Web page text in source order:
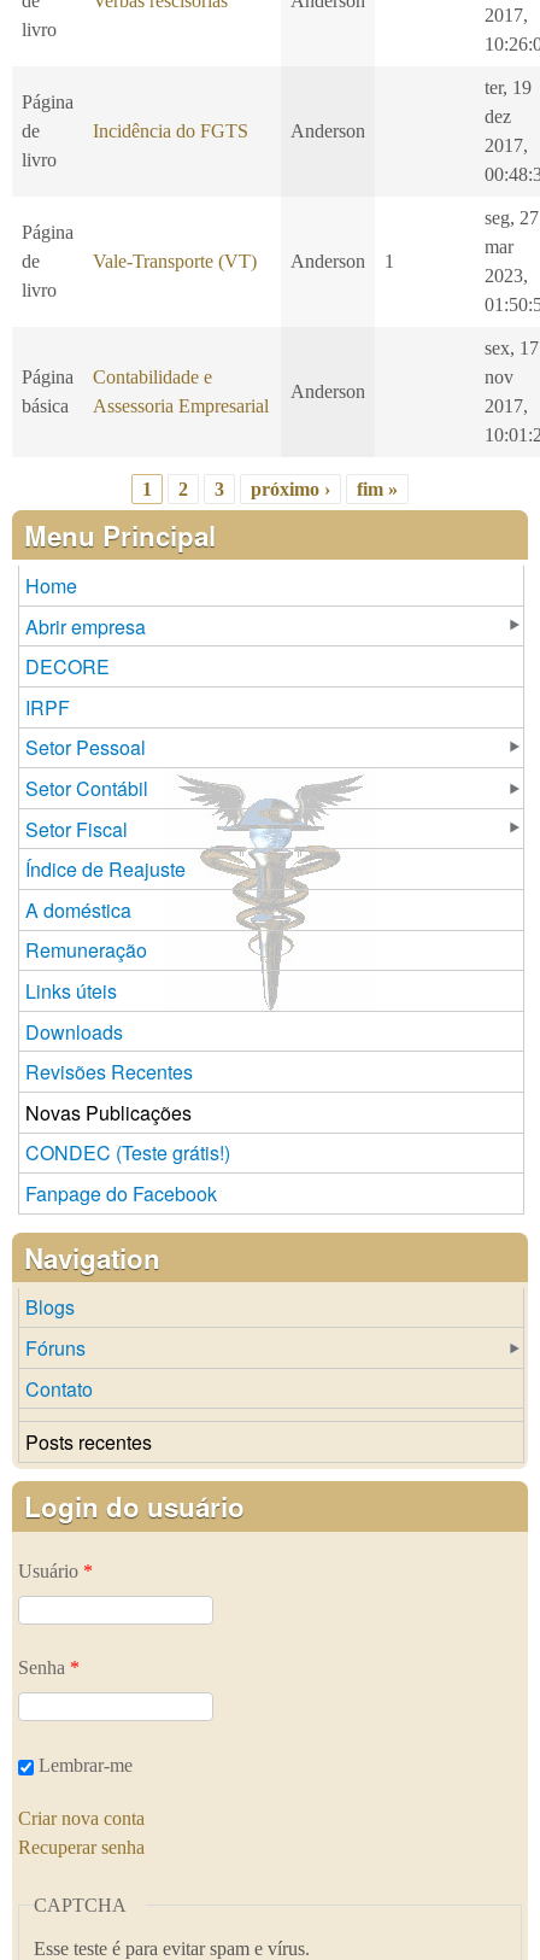
livro
2017,
Página
de
livro
Incidência do FGTS Anderson
ter, 19
dez
2017,
Página
de
livro
Vale-Transporte (VT) Anderson 1
seg, 27
mar
2023,
Página
básica
Contabilidade e
Assessoria Empresarial
Anderson
sex, 17
nov
2017,
Páginas
1 2 3 próximo › fim »
Menu Principal
Home
Abrir empresa
DECORE
IRPF
Setor Pessoal
Setor Contábil
Setor Fiscal
Índice de Reajuste
A doméstica
Remuneração
Links úteis
Downloads
Revisões Recentes
Novas Publicações
CONDEC (Teste grátis!)
Fanpage do Facebook
Navigation
Blogs
Fóruns
Contato
Posts recentes
Login do usuário
Usuário *
Senha *
Lembrar-me
Criar nova conta
Recuperar senha
CAPTCHA
Esse teste é para evitar spam e vírus.